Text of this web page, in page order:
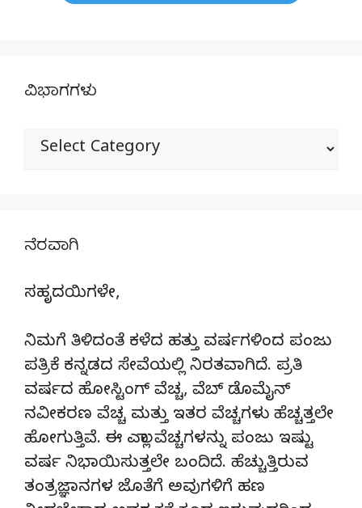
ವಿಭಾಗಗಳು
ವಿಭಾಗಗಳು
ನೆರವಾಗಿ
ಸಹೃದಯಿಗಳೇ,
ನಿಮಗೆ ತಿಳಿದಂತೆ ಕಳೆದ ಹತ್ತು ವರ್ಷಗಳಿಂದ ಪಂಜು
ಪತ್ರಿಕೆ ಕನ್ನಡದ ಸೇವೆಯಲ್ಲಿ ನಿರತವಾಗಿದೆ. ಪ್ರತಿ
ವರ್ಷದ ಹೋಸ್ಟಿಂಗ್‌ ವೆಚ್ಚ, ವೆಬ್‌ ಡೊಮೈನ್‌
ನವೀಕರಣ ವೆಚ್ಚ ಮತ್ತು ಇತರ ವೆಚ್ಚಗಳು ಹೆಚ್ಚತ್ತಲೇ
ಹೋಗುತ್ತಿವೆ. ಈ ಎಲ್ಲಾ ವೆಚ್ಚಗಳನ್ನು ಪಂಜು ಇಷ್ಟು
ವರ್ಷ ನಿಭಾಯಿಸುತ್ತಲೇ ಬಂದಿದೆ. ಹೆಚ್ಚುತ್ತಿರುವ
ತಂತ್ರಜ್ಞಾನಗಳ ಜೊತೆಗೆ ಅವುಗಳಿಗೆ ಹಣ